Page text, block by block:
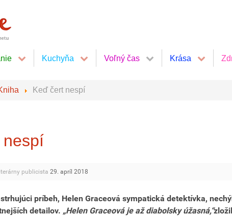
Kuchyňa Voľný čas Krása
Keď čert nespí
nespí
publicista 29. apríl 2018
príbeh, Helen Graceová sympatická detektívka,
detailov. „Helen Graceová je až diabolsky úžasná,“